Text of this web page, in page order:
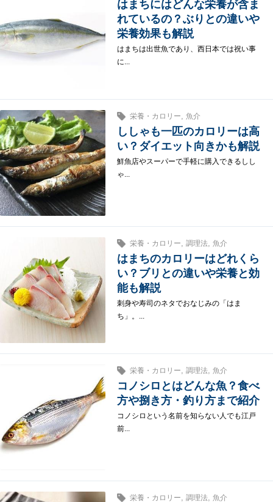
はまちにはどんな栄養が含ま
れているの？ぶりとの違いや
栄養効果も解説
はまちは出世魚であり、西日本では祝い事
に...
栄養・カロリー, 魚介
ししゃも一匹のカロリーは高
い？ダイエット向きかも解説
鮮魚店やスーパーで手軽に購入できるしし
ゃ...
栄養・カロリー, 調理法, 魚介
はまちのカロリーはどれくら
い？ブリとの違いや栄養と効
能も解説
刺身や寿司のネタでおなじみの「はま
ち」。...
栄養・カロリー, 調理法, 魚介
コノシロとはどんな魚？食べ
方や捌き方・釣り方まで紹介
コノシロという名前を知らない人でも江戸
前...
栄養・カロリー, 調理法, 魚介